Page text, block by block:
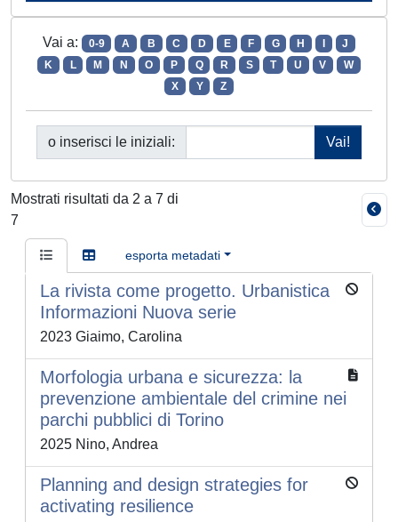
Vai a: 0-9 A B C D E F G H
J
K
L M N O P Q R S T U V
W
X
Y Z
o inserisci le iniziali:
Mostrati risultati da 2 a 7 di
7
esporta metadati
La rivista come progetto. Urbanistica
Informazioni Nuova serie
2023 Giaimo, Carolina
Morfologia urbana e sicurezza: la
prevenzione ambientale del crimine nei
parchi pubblici di Torino
2025 Nino, Andrea
Planning and design strategies for
activating resilience